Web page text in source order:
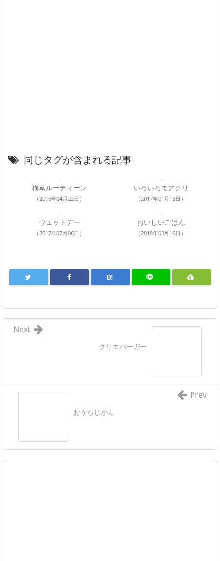
同じタグが含まれる記事
猫草ルーティーン
（2016年04月22日）
いろいろモアクリ
（2017年01月13日）
ウェットデー
（2017年07月06日）
おいしいごはん
（2018年03月16日）
B!
クリエバーガー
Next
おうちじかん
Prev